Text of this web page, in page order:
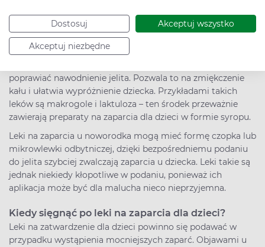
Dostosuj Akceptuj wszystko
Akceptuj niezbędne
wody lub elektrolitów do picia.
Jeżeli to nie pomoże, niezbędne mogą okazać się leki na
zaparcia u dzieci. W przypadku dzieci po 6. miesiącu życia,
poprawiać nawodnienie jelita. Pozwala to na zmiękczenie
kału i ułatwia wypróżnienie dziecka. Przykładami takich
leków są makrogole i laktuloza – ten środek przeważnie
zawierają preparaty na zaparcia dla dzieci w formie syropu.
Leki na zaparcia u noworodka mogą mieć formę czopka lub
mikrowlewki odbytniczej, dzięki bezpośredniemu podaniu
do jelita szybciej zwalczają zaparcia u dziecka. Leki takie są
jednak niekiedy kłopotliwe w podaniu, ponieważ ich
aplikacja może być dla malucha nieco nieprzyjemna.
Kiedy sięgnąć po leki na zaparcia dla dzieci?
Leki na zatwardzenie dla dzieci powinno się podawać w
przypadku wystąpienia mocniejszych zaparć. Objawami u